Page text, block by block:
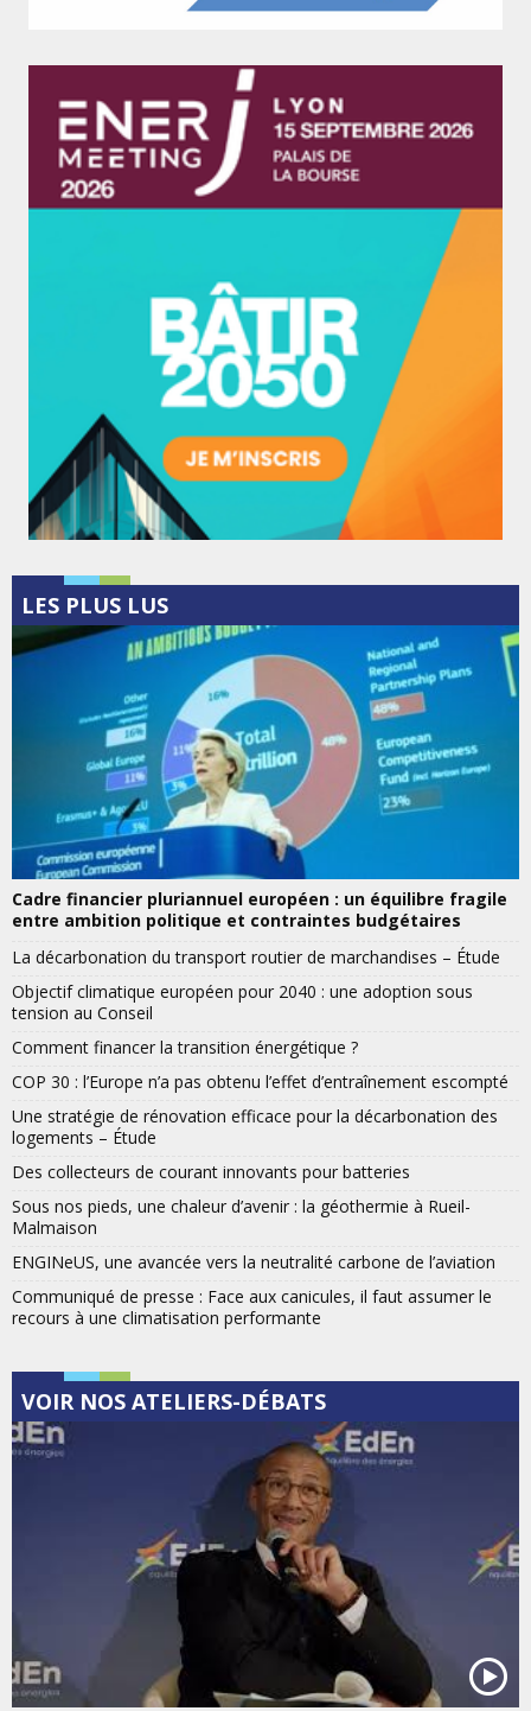
LES PLUS LUS
Cadre financier pluriannuel européen : un équilibre fragile
entre ambition politique et contraintes budgétaires
La décarbonation du transport routier de marchandises – Étude
Objectif climatique européen pour 2040 : une adoption sous
tension au Conseil
Comment financer la transition énergétique ?
COP 30 : l’Europe n’a pas obtenu l’effet d’entraînement escompté
Une stratégie de rénovation efficace pour la décarbonation des
logements – Étude
Des collecteurs de courant innovants pour batteries
Sous nos pieds, une chaleur d’avenir : la géothermie à Rueil-
Malmaison
ENGINeUS, une avancée vers la neutralité carbone de l’aviation
Communiqué de presse : Face aux canicules, il faut assumer le
recours à une climatisation performante
VOIR NOS ATELIERS-DÉBATS